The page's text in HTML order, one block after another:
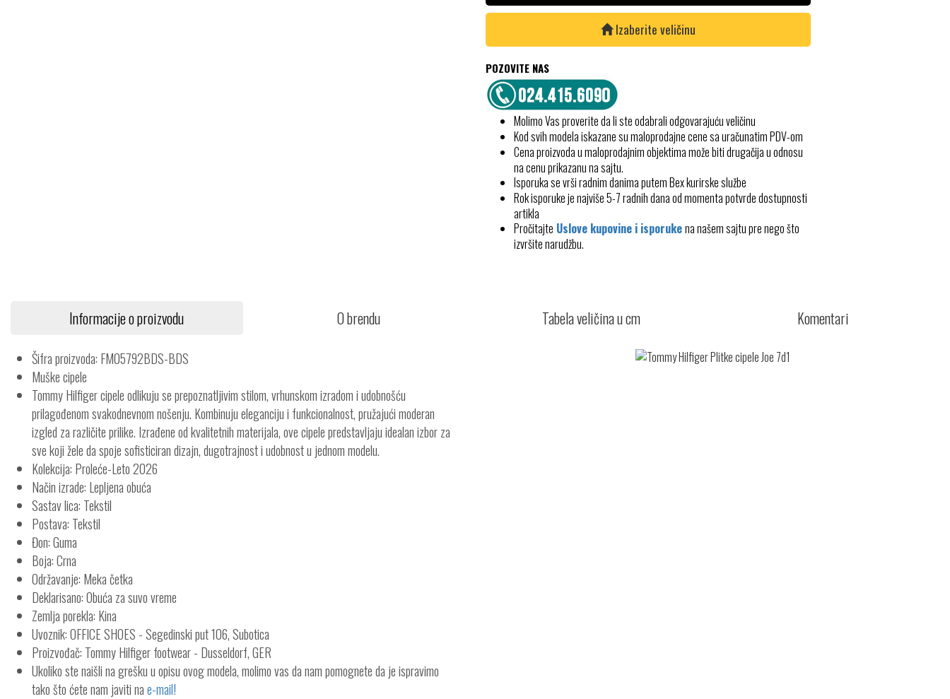
Izaberite veličinu
POZOVITE NAS
Molimo Vas proverite da li ste odabrali odgovarajuću veličinu
Kod svih modela iskazane su maloprodajne cene sa uračunatim PDV-om
Cena proizvoda u maloprodajnim objektima može biti drugačija u odnosu
na cenu prikazanu na sajtu.
Isporuka se vrši radnim danima putem Bex kurirske službe
Rok isporuke je najviše 5-7 radnih dana od momenta potvrde dostupnosti
artikla
Pročitajte Uslove kupovine i isporukena našem sajtu pre nego što
izvršite narudžbu.
Informacije o proizvodu O brendu Tabela veličina u cm Komentari
Šifra proizvoda: FM05792BDS-BDS
Muške cipele
Tommy Hilfiger cipele odlikuju se prepoznatljivim stilom, vrhunskom izradom i udobnošću
prilagođenom svakodnevnom nošenju. Kombinuju eleganciju i funkcionalnost, pružajući moderan
izgled za različite prilike. Izrađene od kvalitetnih materijala, ove cipele predstavljaju idealan izbor za
sve koji žele da spoje sofisticiran dizajn, dugotrajnost i udobnost u jednom modelu.
Kolekcija: Proleće-Leto 2026
Način izrade: Lepljena obuća
Sastav lica: Tekstil
Postava: Tekstil
Đon: Guma
Boja: Crna
Održavanje: Meka četka
Deklarisano: Obuća za suvo vreme
Zemlja porekla: Kina
Uvoznik: OFFICE SHOES - Segedinski put 106, Subotica
Proizvođač: Tommy Hilfiger footwear - Dusseldorf, GER
Ukoliko ste naišli na grešku u opisu ovog modela, molimo vas da nam pomognete da je ispravimo
tako što ćete nam javiti nae-mail!